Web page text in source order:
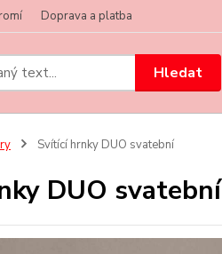
Doprava a platba
Hledat
Svítící hrnky DUO svatební
DUO svatební